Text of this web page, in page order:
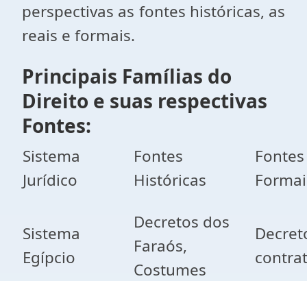
perspectivas as fontes históricas, as
reais e formais.
Principais Famílias do
Direito e suas respectivas
Fontes:
Sistema
Jurídico
Fontes
Históricas
Fontes
Sistema
Egípcio
Decretos dos
Faraós,
Costumes